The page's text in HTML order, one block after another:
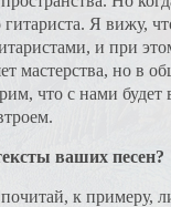
гитариста. Я вижу,
и при
мастерства, но в
что с нами
ваших песен?
к примеру,